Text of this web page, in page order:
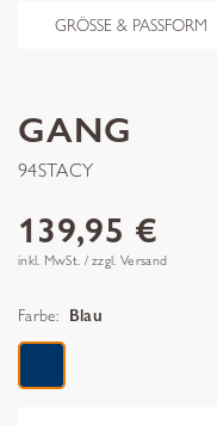
GRÖSSE & PASSFORM
GANG
94STACY
139,95 €
inkl. MwSt. / zzgl. Versand
Farbe: Blau